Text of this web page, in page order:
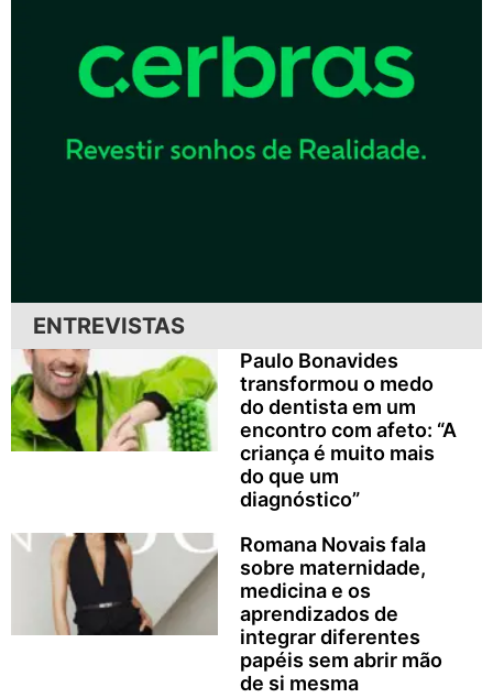
ENTREVISTAS
Paulo Bonavides
transformou o medo
do dentista em um
encontro com afeto: “A
criança é muito mais
do que um
diagnóstico”
Romana Novais fala
sobre maternidade,
medicina e os
aprendizados de
integrar diferentes
papéis sem abrir mão
de si mesma